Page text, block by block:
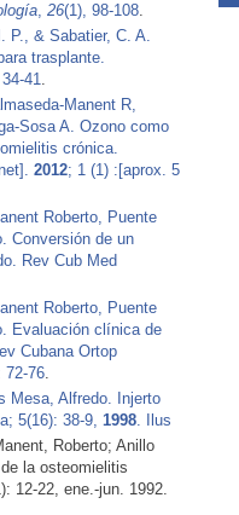
, 26(1), 98-108.
P., & Sabatier, C. A.
trasplante.
41.
Manent R,
Sosa A. Ozono como
crónica.
2012; 1 (1) :[aprox. 5
Roberto, Puente
Conversión de un
Rev Cub Med
Roberto, Puente
Evaluación clínica de
Cubana Ortop
76.
Mesa, Alfredo. Injerto
5(16): 38-9, 1998. Ilus
Roberto; Anillo
la osteomielitis
12-22, ene.-jun. 1992.